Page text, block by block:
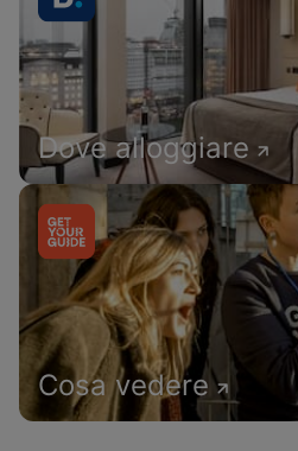
Dove alloggiare
Cosa vedere